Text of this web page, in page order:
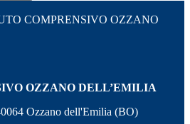
COMPRENSIVO OZZANO
OZZANO DELL’EMILIA
Ozzano dell'Emilia (BO)